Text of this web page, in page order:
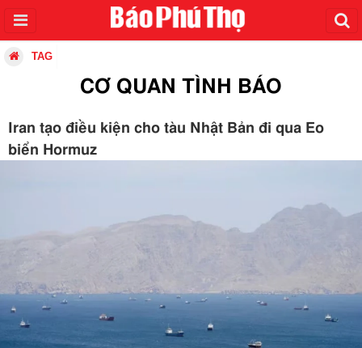
TAG
CƠ QUAN TÌNH BÁO
Iran tạo điều kiện cho tàu Nhật Bản đi qua Eo
biển Hormuz